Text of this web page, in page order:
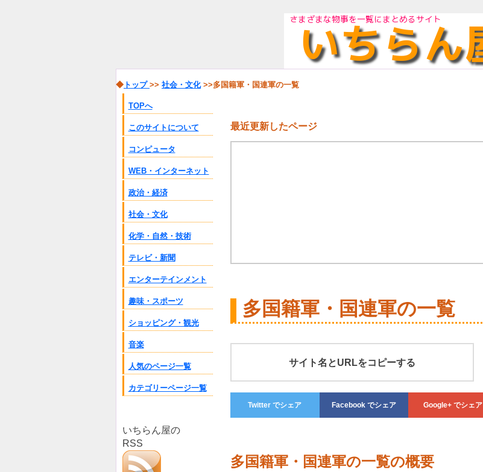
最近更新したページ
多国籍軍・国連軍の一覧
サイト名とURLをコピーする
Twitter でシェア Facebookでシェア Google+でシェア
多国籍軍・国連軍の一覧の概要
TOPへ
このサイトについて
コンピュータ
WEB・インターネット
政治・経済
社会・文化
化学・自然・技術
テレビ・新聞
エンターテインメント
趣味・スポーツ
ショッピング・観光
音楽
人気のページ一覧
カテゴリーページ一覧
いちらん屋の
RSS
◆ トップ >> 社会・文化>>多国籍軍・国連軍の一覧